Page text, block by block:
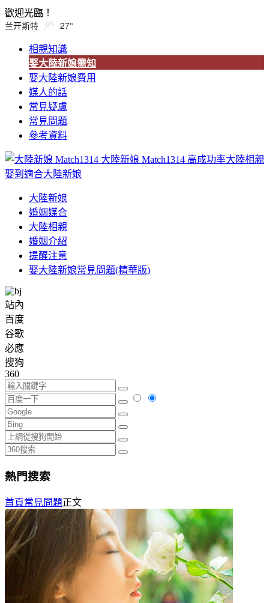
歡迎光臨！
兰开斯特 27°
相親知識
娶大陸新娘需知
娶大陸新娘費用
媒人的話
常見疑慮
常見問題
參考資料
大陸新娘 Match1314 高成功率大陸相親
娶到適合大陸新娘
大陸新娘
婚姻媒合
大陸相親
婚姻介紹
提醒注意
娶大陸新娘常見問題(精華版)
站內
百度
谷歌
必應
搜狗
360
熱門搜索
首頁常見問題正文